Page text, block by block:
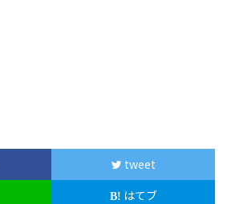
tweet
はてブ